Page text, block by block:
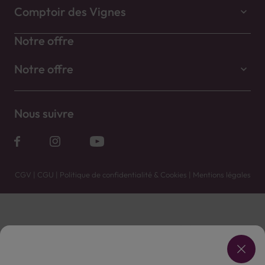
Comptoir des Vignes
Notre offre
Notre offre
Nous suivre
CGV | CGU | Politique de confidentialité & Cookies | Mentions légales
Vente uniquement en caves. Contactez votre caviste pour plus de renseignements.
L'ABUS D'ALCOOL EST DANGEREUX POUR LA SANTÉ, À CONSOMMER AVEC MODÉRATION.